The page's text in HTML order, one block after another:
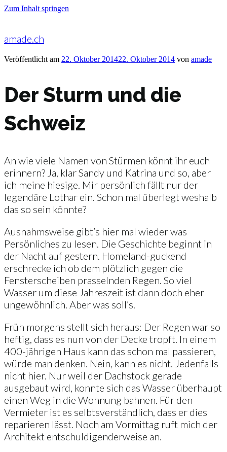
Zum Inhalt springen
amade.ch
Veröffentlicht am 22. Oktober 201422. Oktober 2014 von amade
Der Sturm und die
Schweiz
An wie viele Namen von Stürmen könnt ihr euch
erinnern? Ja, klar Sandy und Katrina und so, aber
ich meine hiesige. Mir persönlich fällt nur der
legendäre Lothar ein. Schon mal überlegt weshalb
das so sein könnte?
Ausnahmsweise gibt’s hier mal wieder was
Persönliches zu lesen. Die Geschichte beginnt in
der Nacht auf gestern. Homeland-guckend
erschrecke ich ob dem plötzlich gegen die
Fensterscheiben prasselnden Regen. So viel
Wasser um diese Jahreszeit ist dann doch eher
ungewöhnlich. Aber was soll’s.
Früh morgens stellt sich heraus: Der Regen war so
heftig, dass es nun von der Decke tropft. In einem
400-jährigen Haus kann das schon mal passieren,
würde man denken. Nein, kann es nicht. Jedenfalls
nicht hier. Nur weil der Dachstock gerade
ausgebaut wird, konnte sich das Wasser überhaupt
einen Weg in die Wohnung bahnen. Für den
Vermieter ist es selbtsverständlich, dass er dies
reparieren lässt. Noch am Vormittag ruft mich der
Architekt entschuldigenderweise an.